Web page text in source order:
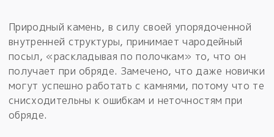
Природный камень, в силу своей упорядоченной
внутренней структуры, принимает чародейный
посыл, «раскладывая по полочкам» то, что он
получает при обряде. Замечено, что даже новички
могут успешно работать с камнями, потому что те
снисходительны к ошибкам и неточностям при
обряде.